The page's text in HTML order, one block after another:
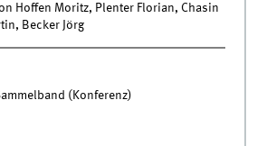
Hoffen Moritz, Plenter Florian, Chasin
Becker Jörg
(Konferenz)